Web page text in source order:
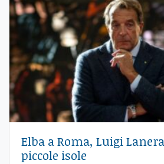
Elba a Roma, Luigi
piccole isole